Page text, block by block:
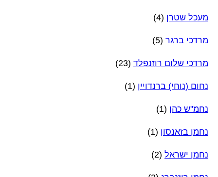
מעכל שטרן (4)
מרדכי ברגר (5)
מרדכי שלום רוזנפלד (23)
נחום (נוחי) ברנדויין (1)
נחמ"ש כהן (1)
נחמן בזאנסון (1)
נחמן ישראל (2)